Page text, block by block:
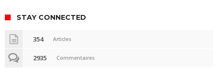
STAY CONNECTED
354 Articles
2935 Commentaires